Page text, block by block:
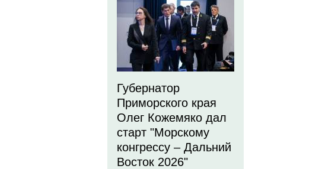
Губернатор
Приморского края
Олег Кожемяко дал
старт "Морскому
конгрессу – Дальний
Восток 2026"